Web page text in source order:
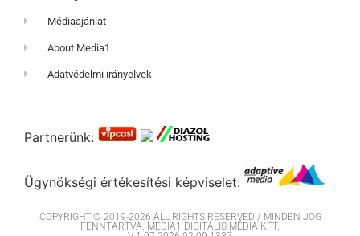
Médiaajánlat
About Media1
Adatvédelmi irányelvek
Partnerünk:
Ügynökségi értékesítési képviselet:
COPYRIGHT © 2019-2026 ALL RIGHTS RESERVED / MINDEN JOG
FENNTARTVA. MEDIA1 DIGITÁLIS MÉDIA KFT.